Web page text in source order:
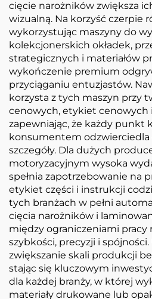
cięcie narożników zwiększa
wizualną. Na korzyść czerpie
wykorzystując maszyny do
kolekcjonerskich okładek,
strategicznych i materiałów
wykończenie premium
przyciąganiu entuzjastów.
korzysta z tych maszyn przy
cenowych, etykiet cenowych
zapewniając, że każdy punkt
konsumentem odzwierciedla
szczegóły. Dla dużych
motoryzacyjnym wysoka
spełnia zapotrzebowanie na
etykiet części i instrukcji
tych branżach w pełni
cięcia narożników i
między ograniczeniami pracy
szybkości, precyzji i
zwiększanie skali produkcji
stając się kluczowym
dla każdej branży, w której
materiały drukowane lub